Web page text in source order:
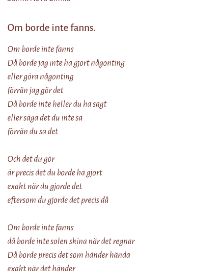
Om borde inte fanns.
Om borde inte fanns
Då borde jag inte ha gjort någonting
eller göra någonting
förrän jag gör det
Då borde inte heller du ha sagt
eller säga det du inte sa
förrän du sa det
Och det du gör
är precis det du borde ha gjort
exakt när du gjorde det
eftersom du gjorde det precis då
Om borde inte fanns
då borde inte solen skina när det regnar
Då borde precis det som händer hända
exakt när det händer